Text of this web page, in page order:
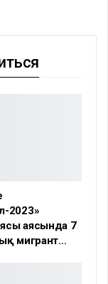
2023»
аясында 7
мигрант…